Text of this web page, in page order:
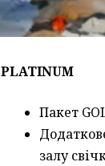
PLATINUM
Пакет
залу